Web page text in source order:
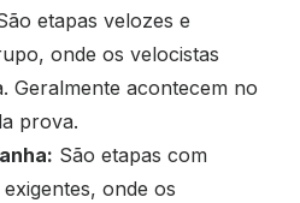
etapas velozes e
onde os velocistas
Geralmente acontecem no
prova.
São etapas com
onde os